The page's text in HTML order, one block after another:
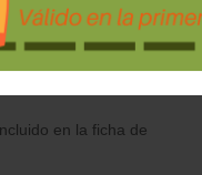
garanticen la
pérdida,
y los
en la ficha de